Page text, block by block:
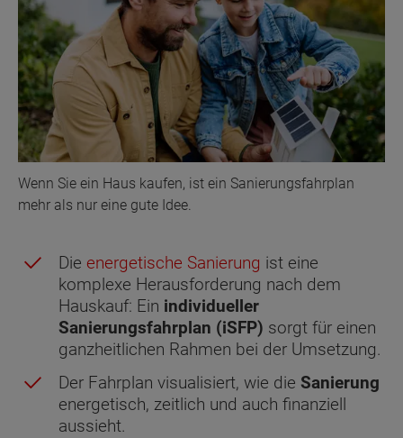
Wenn Sie ein Haus kaufen, ist ein Sanierungsfahrplan
mehr als nur eine gute Idee.
Die energetische Sanierung ist eine
komplexe Herausforderung nach dem
Hauskauf: Ein individueller
Sanierungsfahrplan (iSFP) sorgt für einen
ganzheitlichen Rahmen bei der Umsetzung.
Der Fahrplan visualisiert, wie die Sanierung
energetisch, zeitlich und auch finanziell
aussieht.